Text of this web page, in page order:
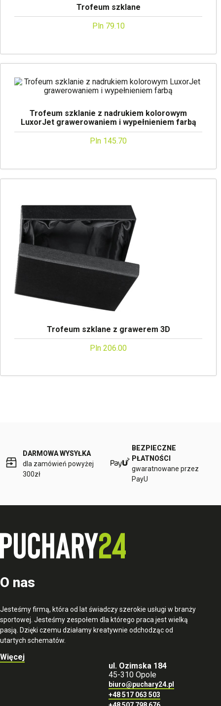
Trofeum szklane
Pln 79.10
Trofeum szklanie z nadrukiem kolorowym
LuxorJet grawerowaniem i wypełnieniem farbą
Pln 145.70
Trofeum szklane z grawerem 3D
Pln 206.00
DARMOWA WYSYŁKA
dla zamówień powyżej
300zł
BEZPIECZNE
PŁATNOŚCI
gwaratnowane przez
PayU
O nas
Jesteśmy firmą, która od lat świadczy szerokie usługi w branży
sportowej. Jesteśmy zespołem dla którego praca jest wielką
pasją. Dzięki czemu działamy kreatywnie odchodząc od
utartych schematów.
Więcej
ul. Ozimska 184
45-310 Opole
biuro@puchary24.pl
+48 517 063 503